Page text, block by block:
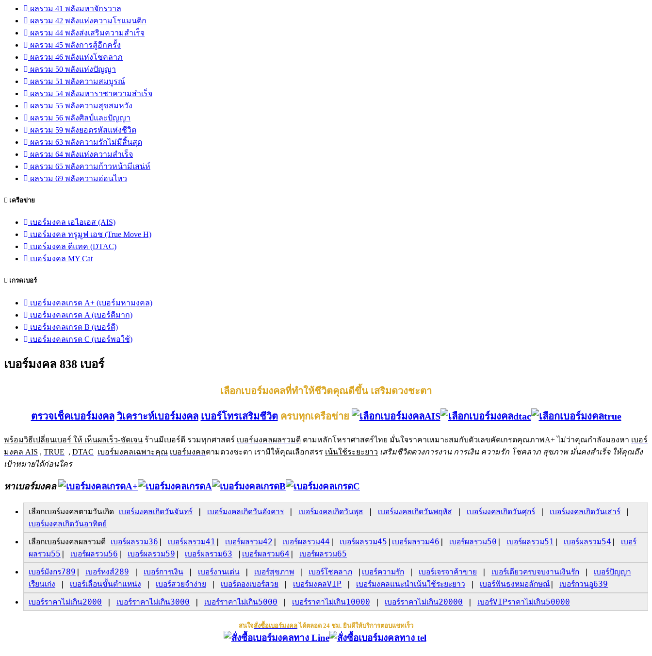
ผลรวม 41 พลังมหาจักรวาล
ผลรวม 42 พลังแห่งความโรแมนติก
ผลรวม 44 พลังส่งเสริมความสำเร็จ
ผลรวม 45 พลังการสู้อีกครั้ง
ผลรวม 46 พลังแห่งโชคลาภ
ผลรวม 50 พลังแห่งปัญญา
ผลรวม 51 พลังความสมบูรณ์
ผลรวม 54 พลังมหาราชาความสำเร็จ
ผลรวม 55 พลังความสุขสมหวัง
ผลรวม 56 พลังศิลป์และปัญญา
ผลรวม 59 พลังยอดรหัสแห่งชีวิต
ผลรวม 63 พลังความรักไม่มีสิ้นสุด
ผลรวม 64 พลังแห่งความสำเร็จ
ผลรวม 65 พลังความก้าวหน้ามีเสน่ห์
ผลรวม 69 พลังความอ่อนไหว
เครือข่าย
เบอร์มงคล เอไอเอส (AIS)
เบอร์มงคล ทรูมูฟ เอช (True Move H)
เบอร์มงคล ดีแทค (DTAC)
เบอร์มงคล MY Cat
เกรดเบอร์
เบอร์มงคลเกรด A+ (เบอร์มหามงคล)
เบอร์มงคลเกรด A (เบอร์ดีมาก)
เบอร์มงคลเกรด B (เบอร์ดี)
เบอร์มงคลเกรด C (เบอร์พอใช้)
เบอร์มงคล 838 เบอร์
เลือกเบอร์มงคลที่ทำให้ชีวิตคุณดีขึ้น เสริมดวงชะตา
ตรวจเช็คเบอร์มงคล วิเคราะห์เบอร์มงคล เบอร์โทรเสริมชีวิตครบทุกเครือข่าย
พร้อมวิธีเปลี่ยนเบอร์ ให้ เห็นผลเร็ว-ชัดเจน ร้านมีเบอร์ดี รวมทุกศาสตร์ เบอร์มงคลผลรวมดี ตามหลักโหราศาสตร์ไทย มั่นใจราคาเหมาะสมกับตัวเลขคัดเกรดคุณภาพA+ ไม่ว่าคุณกำลังมองหา เบอร์
มงคล AIS , TRUE , DTAC เบอร์มงคลเฉพาะคุณ เบอร์มงคลตามดวงชะตา เรามีให้คุณเลือกสรร เน้นใช้ระยะยาว เสริมชีวิตดวงการงาน การเงิน ความรัก โชคลาภ สุขภาพ มั่นคงสำเร็จ ให้คุณถึง
เป้าหมายได้ก่อนใคร
หาเบอร์มงคล
เลือกเบอร์มงคลตามวันเกิด เบอร์มงคลเกิดวันจันทร์ เบอร์มงคลเกิดวันอังคาร เบอร์มงคลเกิดวันพุธ เบอร์มงคลเกิดวันพฤหัส เบอร์มงคลเกิดวันศุกร์ เบอร์มงคลเกิดวันเสาร์
เบอร์มงคลเกิดวันอาทิตย์
เลือกเบอร์มงคลผลรวมดี เบอร์ผลรวม36 เบอร์ผลรวม41 เบอร์ผลรวม42 เบอร์ผลรวม44 เบอร์ผลรวม45 เบอร์ผลรวม46 เบอร์ผลรวม50 เบอร์ผลรวม51 เบอร์ผลรวม54
เบอร์
ผลรวม55
เบอร์ผลรวม56 เบอร์ผลรวม59 เบอร์ผลรวม63 เบอร์ผลรวม64 เบอร์ผลรวม65
เบอร์มังกร789 เบอร์หงส์289 เบอร์การเงิน เบอร์งานเด่น เบอร์สุขภาพ เบอร์โชคลาภ เบอร์ความรัก เบอร์เจรจาค้าขาย เบอร์เดียวครบจบงานเงินรัก
เบอร์ปัญญา
เรียนเก่ง
เบอร์เลื่อนขั้นตำแหน่ง เบอร์สวยจำง่าย เบอร์ตองเบอร์สวย เบอร์มงคลVIP เบอร์มงคลแนะนำเน้นใช้ระยะยาว เบอร์ฟันธงหมอลักษณ์ เบอร์กวนอู639
เบอร์ราคาไม่เกิน2000 เบอร์ราคาไม่เกิน3000 เบอร์ราคาไม่เกิน5000 เบอร์ราคาไม่เกิน10000 เบอร์ราคาไม่เกิน20000 เบอร์VIPราคาไม่เกิน50000
สนใจสั่งซื้อเบอร์มงคลได้ตลอด 24 ชม. ยินดีให้บริการตอบแชทเร็ว